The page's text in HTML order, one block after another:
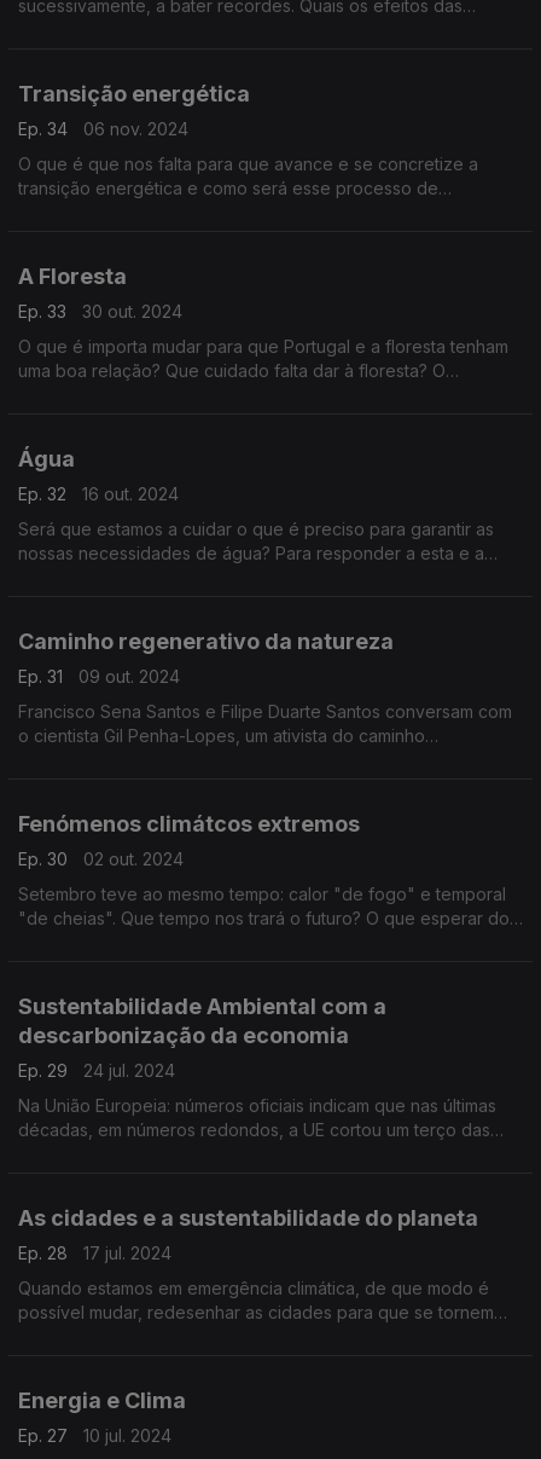
sucessivamente, a bater recordes. Quais os efeitos das
Transição energética
Ep. 34
06 nov. 2024
O que é que nos falta para que avance e se concretize a
transição energética e como será esse processo de
A Floresta
Ep. 33
30 out. 2024
O que é importa mudar para que Portugal e a floresta tenham
uma boa relação? Que cuidado falta dar à floresta? O
Água
Ep. 32
16 out. 2024
Será que estamos a cuidar o que é preciso para garantir as
nossas necessidades de água? Para responder a esta e a
Caminho regenerativo da natureza
Ep. 31
09 out. 2024
Francisco Sena Santos e Filipe Duarte Santos conversam com
o cientista Gil Penha-Lopes, um ativista do caminho
Fenómenos climátcos extremos
Ep. 30
02 out. 2024
Setembro teve ao mesmo tempo: calor "de fogo" e temporal
"de cheias". Que tempo nos trará o futuro? O que esperar do
Sustentabilidade Ambiental com a
descarbonização da economia
Ep. 29
24 jul. 2024
Na União Europeia: números oficiais indicam que nas últimas
décadas, em números redondos, a UE cortou um terço das
As cidades e a sustentabilidade do planeta
Ep. 28
17 jul. 2024
Quando estamos em emergência climática, de que modo é
possível mudar, redesenhar as cidades para que se tornem
Energia e Clima
Ep. 27
10 jul. 2024